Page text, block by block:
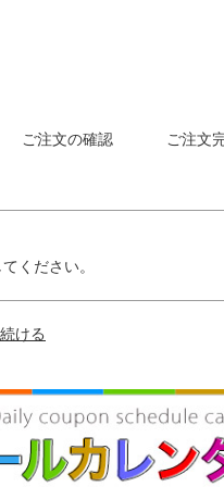
ご注文の確認 ご注文
ください。